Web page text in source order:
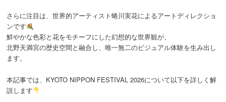
さらに注目は、世界的アーティスト蜷川実花によるアートディレクショ
ンです
鮮やかな色彩と花をモチーフにした幻想的な世界観が、
北野天満宮の歴史空間と融合し、唯一無二のビジュアル体験を生み出し
ます。
本記事では、KYOTO NIPPON FESTIVAL 2026について以下を詳しく解
説します